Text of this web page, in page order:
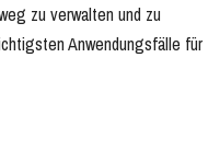
zu verwalten und zu
Anwendungsfälle für